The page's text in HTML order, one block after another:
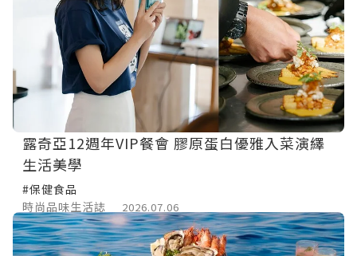
露奇亞12週年VIP餐會 膠原蛋白優雅入菜演繹
生活美學
#保健食品
時尚品味生活誌
2026.07.06